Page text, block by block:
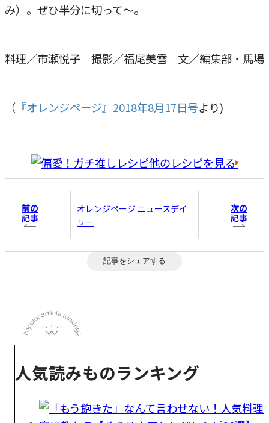
み）。ぜひ半分に切って〜。
料理／市瀬悦子 撮影／福尾美雪 文／編集部・馬場
（ 『オレンジページ』2018年8月17日号より)
他のレシピを見る
前の
記事
オレンジページ ニュースデイ
リー
次の
記事
記事をシェアする
人気読みものランキング